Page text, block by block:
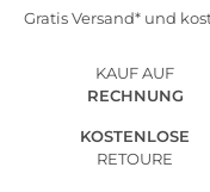
Gratis Versand* und
KAUF AUF
RECHNUNG
KOSTENLOSE
RETOURE